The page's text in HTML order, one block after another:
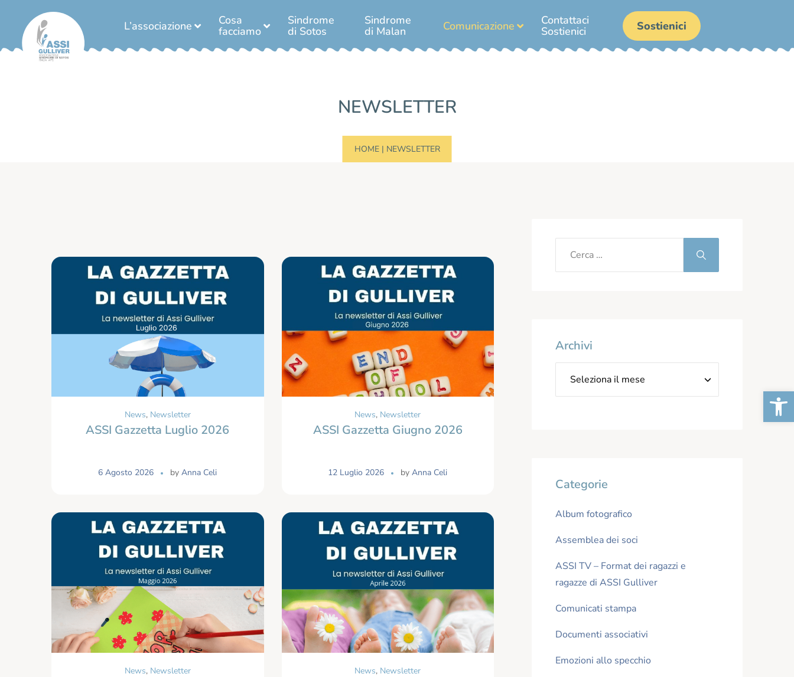
L’associazione Cosa
facciamo
Sindrome
di Sotos
Sindrome
di Malan Comunicazione Contattaci
Sostienici Sostienici
NEWSLETTER
HOME| NEWSLETTER
News, Newsletter
ASSI Gazzetta Luglio 2026
6 Agosto 2026 byAnna Celi
News, Newsletter
ASSI Gazzetta Giugno 2026
12 Luglio 2026 byAnna Celi
News, Newsletter News, Newsletter
Archivi
Categorie
Album fotografico
Assemblea dei soci
ASSI TV – Format dei ragazzi e
ragazze di ASSI Gulliver
Comunicati stampa
Documenti associativi
Emozioni allo specchio